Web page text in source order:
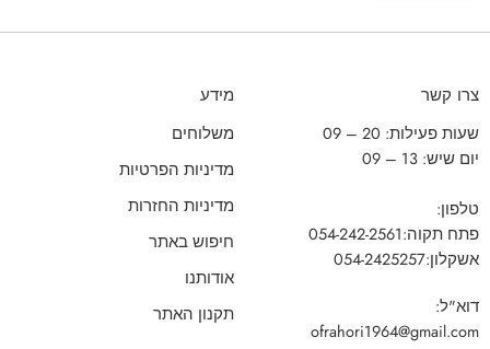
צרו קשר
שעות פעילות: 20 – 09
יום שיש: 13 – 09
טלפון:
פתח תקוה:054-242-2561
אשקלון:054-2425257
דוא"ל:
ofrahori1964@gmail.com
מידע
משלוחים
מדיניות הפרטיות
מדיניות החזרות
חיפוש באתר
אודותנו
תקנון האתר